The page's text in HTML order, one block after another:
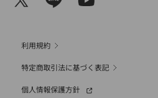
利用規約
特定商取引法に基づく表記
個人情報保護方針